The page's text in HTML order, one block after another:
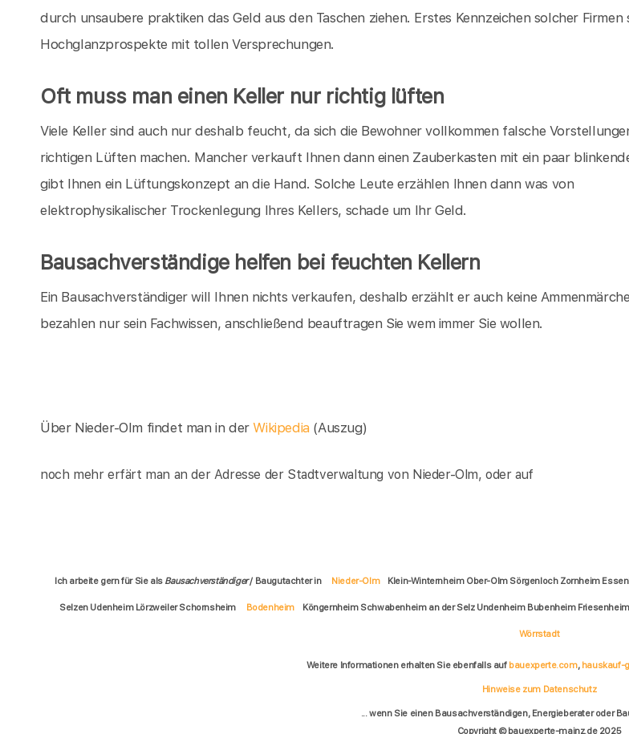
durch unsaubere praktiken das Geld aus den Taschen ziehen. Erstes Kennzeichen solcher Firmen
Hochglanzprospekte mit tollen Versprechungen.
Oft muss man einen Keller nur richtig lüften
Viele Keller sind auch nur deshalb feucht, da sich die Bewohner vollkommen falsche
richtigen Lüften machen. Mancher verkauft Ihnen dann einen Zauberkasten mit ein paar
gibt Ihnen ein Lüftungskonzept an die Hand. Solche Leute erzählen Ihnen dann was von
elektrophysikalischer Trockenlegung Ihres Kellers, schade um Ihr Geld.
Bausachverständige helfen bei feuchten Kellern
Ein Bausachverständiger will Ihnen nichts verkaufen, deshalb erzählt er auch keine
bezahlen nur sein Fachwissen, anschließend beauftragen Sie wem immer Sie wollen.
Über Nieder-Olm findet man in derWikipedia (Auszug)
noch mehr erfärt man an der Adresse der Stadtverwaltung von Nieder-Olm, oder auf
Ich arbeite gern für Sie als Bausachverständiger/ Baugutachter in Nieder-Olm Klein-Winternheim Ober-Olm Sörgenloch Zornheim
Selzen Udenheim Lörzweiler Schornsheim Bodenheim Köngernheim Schwabenheim an der Selz Undenheim Bubenheim
Wörrstadt
Weitere Informationen erhalten Sie ebenfalls auf bauexperte.com, hauskauf-
Hinweise zum Datenschutz
... wenn Sie einen Bausachverständigen, Energieberater oder
Copyright © bauexperte-mainz.de 2025